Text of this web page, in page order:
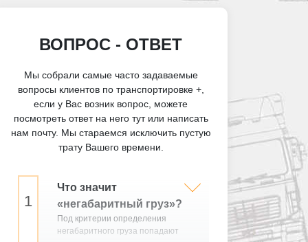
ВОПРОС - ОТВЕТ
Мы собрали самые часто задаваемые
вопросы клиентов по транспортировке +,
если у Вас возник вопрос, можете
посмотреть ответ на него тут или написать
нам почту. Мы стараемся исключить пустую
трату Вашего времени.
Что значит
«негабаритный груз»?
Под критерии определения
негабаритного груза попадают